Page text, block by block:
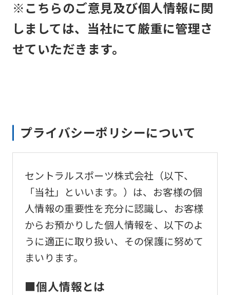
※こちらのご意見及び個人情報に関
しましては、当社にて厳重に管理さ
せていただきます。
プライバシーポリシーについて
セントラルスポーツ株式会社（以下、
「当社」といいます。）は、お客様の個
人情報の重要性を充分に認識し、お客様
からお預かりした個人情報を、以下のよ
うに適正に取り扱い、その保護に努めて
まいります。
■個人情報とは